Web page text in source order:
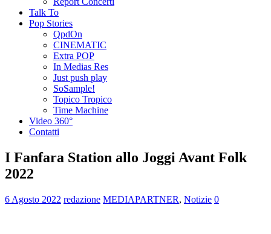
Talk To
Pop Stories
QpdOn
CINEMATIC
Extra POP
In Medias Res
Just push play
SoSample!
Topico Tropico
Time Machine
Video 360°
Contatti
I Fanfara Station allo Joggi Avant Folk
2022
6 Agosto 2022 redazione MEDIAPARTNER, Notizie 0